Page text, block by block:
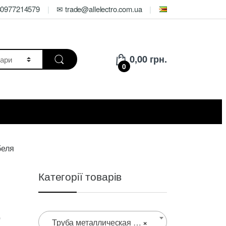
✉ trade@allelectro.com.ua
0
0,00 грн.
Категорії товарів
×
Труба металлическая 25 мм для прокладки кабеля